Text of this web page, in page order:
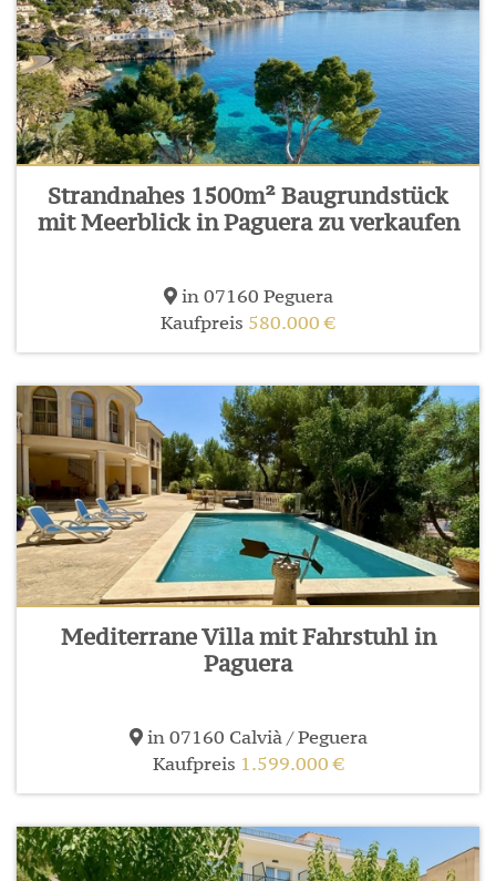
Strandnahes 1500m² Baugrundstück
mit Meerblick in Paguera zu verkaufen
in 07160 Peguera
Kaufpreis 580.000 €
Mediterrane Villa mit Fahrstuhl in
Paguera
in 07160 Calvià / Peguera
Kaufpreis 1.599.000 €